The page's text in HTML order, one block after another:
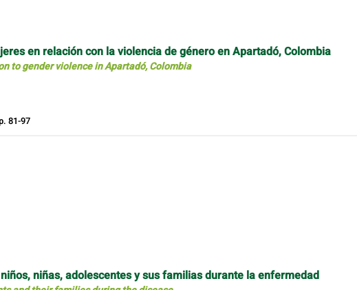
en relación con la violencia de género en Apartadó, Colombia
to gender violence in Apartadó, Colombia
81-97
niñas, adolescentes y sus familias durante la enfermedad